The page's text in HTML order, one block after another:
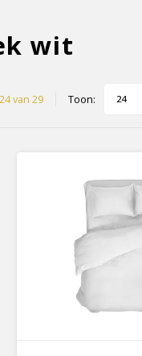
wit
van 29 Toon: 24